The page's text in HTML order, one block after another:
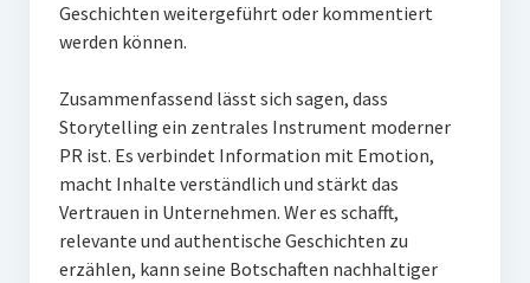
Geschichten weitergeführt oder kommentiert
werden können.
Zusammenfassend lässt sich sagen, dass
Storytelling ein zentrales Instrument moderner
PR ist. Es verbindet Information mit Emotion,
macht Inhalte verständlich und stärkt das
Vertrauen in Unternehmen. Wer es schafft,
relevante und authentische Geschichten zu
erzählen, kann seine Botschaften nachhaltiger